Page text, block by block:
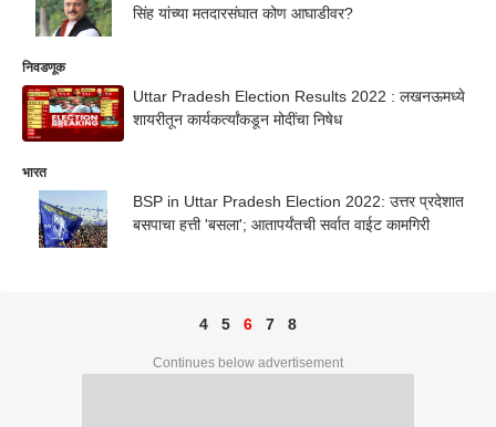
सिंह यांच्या मतदारसंघात कोण आघाडीवर?
निवडणूक
Uttar Pradesh Election Results 2022 : लखनऊमध्ये
शायरीतून कार्यकर्त्यांकडून मोदींचा निषेध
भारत
BSP in Uttar Pradesh Election 2022: उत्तर प्रदेशात
बसपाचा हत्ती 'बसला'; आतापर्यंतची सर्वात वाईट कामगिरी
4 5 6 7 8
Continues below advertisement